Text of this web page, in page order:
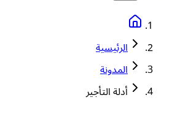
الرئيسية
المدونة
أدلة التأجير